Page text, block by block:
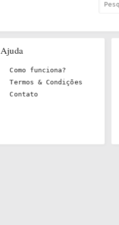
Ajuda
Como funciona?
Termos & Condições
Contato